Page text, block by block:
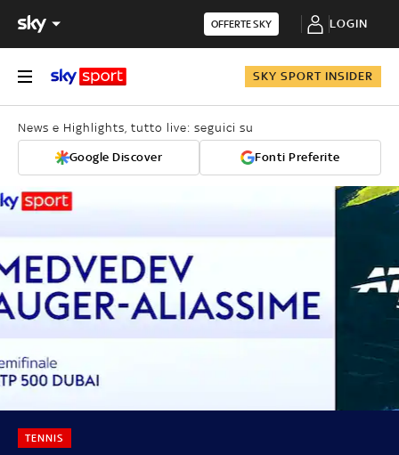
OFFERTE SKY LOGIN
SKY SPORT INSIDER
News e Highlights, tutto live: seguici su
Google Discover Fonti Preferite
TENNIS